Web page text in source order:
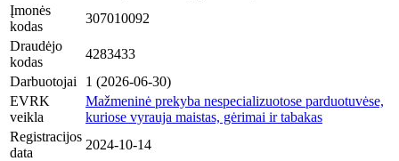
Įmonės
kodas
307010092
Draudėjo
kodas
4283433
Darbuotojai
1 (2026-06-30)
EVRK
veikla
Mažmeninė prekyba nespecializuotose parduotuvėse,
kuriose vyrauja maistas, gėrimai ir tabakas
Registracijos
data
2024-10-14